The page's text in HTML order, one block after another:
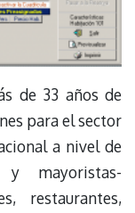
de 33 años de
para el sector
a nivel de
mayoristas-
restaurantes,